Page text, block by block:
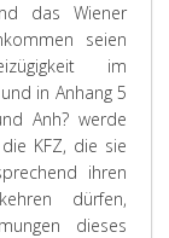
das Wiener
seien
im
in Anhang 5
Anh? werde
KFZ, die sie
ihren
dürfen,
dieses